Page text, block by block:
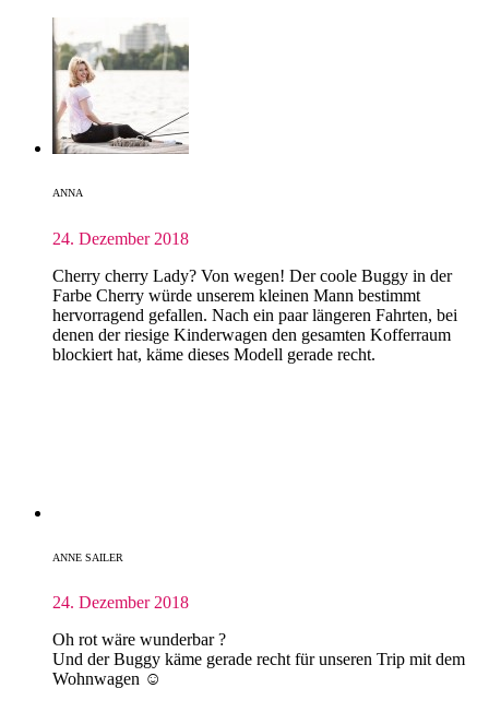
ANNA
24. Dezember 2018
Cherry cherry Lady? Von wegen! Der coole Buggy in der
Farbe Cherry würde unserem kleinen Mann bestimmt
hervorragend gefallen. Nach ein paar längeren Fahrten, bei
denen der riesige Kinderwagen den gesamten Kofferraum
blockiert hat, käme dieses Modell gerade recht.
ANNE SAILER
24. Dezember 2018
Oh rot wäre wunderbar ?
Und der Buggy käme gerade recht für unseren Trip mit dem
Wohnwagen ☺️